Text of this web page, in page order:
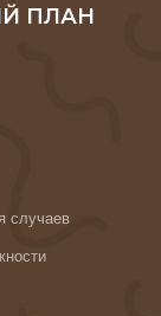
ПЛАН
случаев